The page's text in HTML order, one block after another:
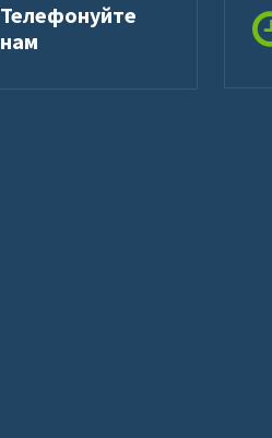
Телефонуйте
нам